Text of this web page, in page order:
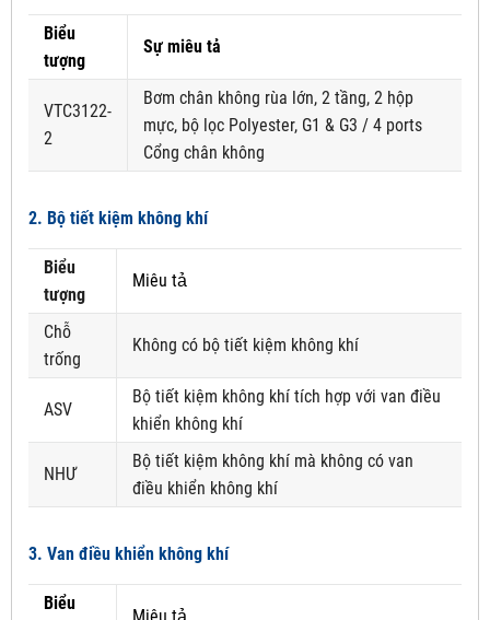
Biểu
tượng
Sự miêu tả
VTC3122-
2
Bơm chân không rùa lớn, 2 tầng, 2 hộp
mực, bộ lọc Polyester, G1 & G3 / 4 ports
Cổng chân không
2. Bộ tiết kiệm không khí
Biểu
tượng
Miêu tả
Chỗ
trống
Không có bộ tiết kiệm không khí
ASV
Bộ tiết kiệm không khí tích hợp với van điều
khiển không khí
NHƯ
Bộ tiết kiệm không khí mà không có van
điều khiển không khí
3. Van điều khiển không khí
Biểu